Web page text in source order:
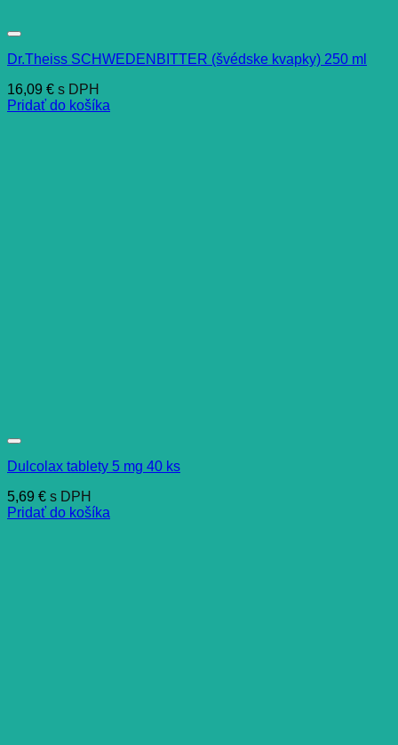
Dr.Theiss SCHWEDENBITTER (švédske kvapky) 250 ml
16,09 € s DPH
Pridať do košíka
Dulcolax tablety 5 mg 40 ks
5,69 € s DPH
Pridať do košíka